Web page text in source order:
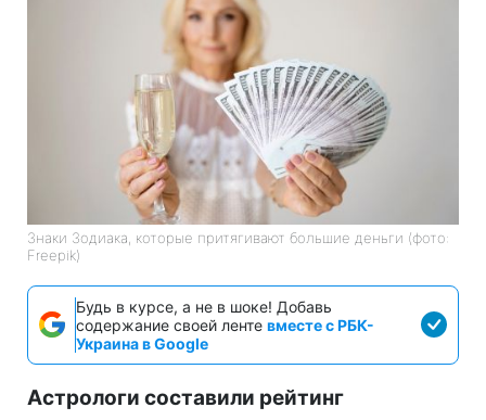
Знаки Зодиака, которые притягивают большие деньги (фото:
Freepik)
Будь в курсе, а не в шоке! Добавь
содержание своей ленте вместе с РБК-
Украина в Google
Астрологи составили рейтинг